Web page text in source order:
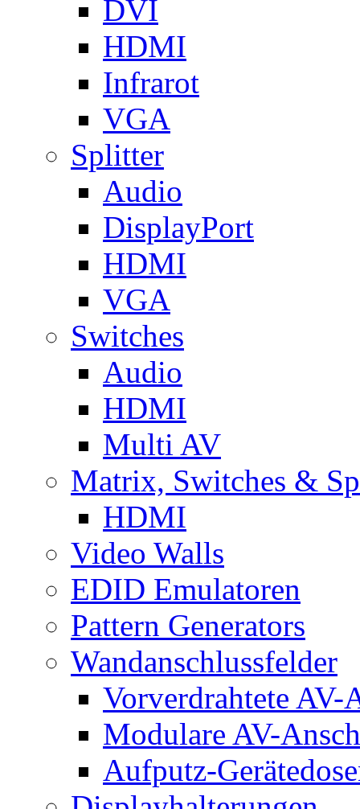
DVI
HDMI
Infrarot
VGA
Splitter
Audio
DisplayPort
HDMI
VGA
Switches
Audio
HDMI
Multi AV
Matrix, Switches &
HDMI
Video Walls
EDID Emulatoren
Pattern Generators
Wandanschlussfelder
Vorverdrahtete AV-
Modulare AV-
Aufputz-